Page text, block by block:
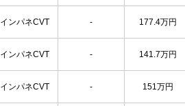
インパネCVT - 177.4万円
インパネCVT - 141.7万円
インパネCVT - 151万円